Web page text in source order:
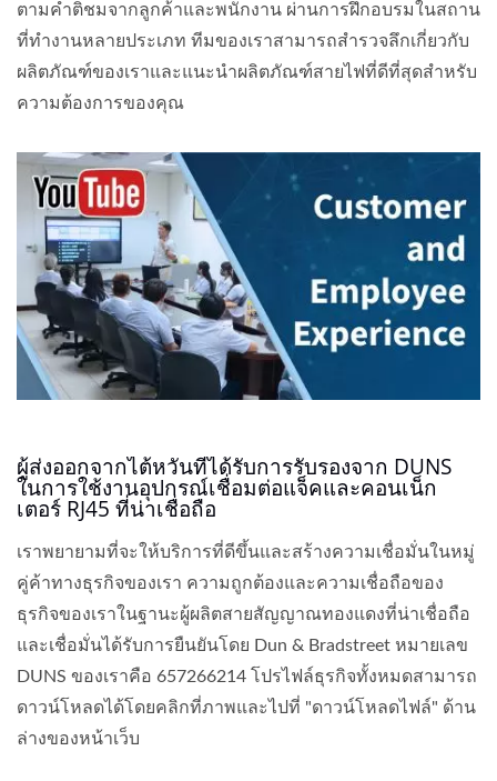
ตามคำติชมจากลูกค้าและพนักงาน ผ่านการฝึกอบรมในสถาน
ที่ทำงานหลายประเภท ทีมของเราสามารถสำรวจลึกเกี่ยวกับ
ผลิตภัณฑ์ของเราและแนะนำผลิตภัณฑ์สายไฟที่ดีที่สุดสำหรับ
ความต้องการของคุณ
ผู้ส่งออกจากไต้หวันที่ได้รับการรับรองจาก DUNS
ในการใช้งานอุปกรณ์เชื่อมต่อแจ็คและคอนเน็ก
เตอร์ RJ45 ที่น่าเชื่อถือ
เราพยายามที่จะให้บริการที่ดีขึ้นและสร้างความเชื่อมั่นในหมู่
คู่ค้าทางธุรกิจของเรา ความถูกต้องและความเชื่อถือของ
ธุรกิจของเราในฐานะผู้ผลิตสายสัญญาณทองแดงที่น่าเชื่อถือ
และเชื่อมั่นได้รับการยืนยันโดย Dun & Bradstreet หมายเลข
DUNS ของเราคือ 657266214 โปรไฟล์ธุรกิจทั้งหมดสามารถ
ดาวน์โหลดได้โดยคลิกที่ภาพและไปที่ "ดาวน์โหลดไฟล์" ด้าน
ล่างของหน้าเว็บ